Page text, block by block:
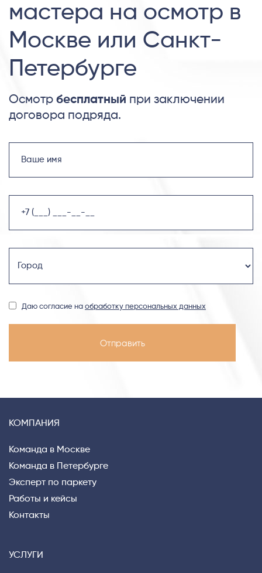
мастера на осмотр в
Москве или Санкт-
Петербурге
Осмотр бесплатный при заключении
договора подряда.
Даю согласие на обработку персональных данных
КОМПАНИЯ
Команда в Москве
Команда в Петербурге
Эксперт по паркету
Работы и кейсы
Контакты
УСЛУГИ